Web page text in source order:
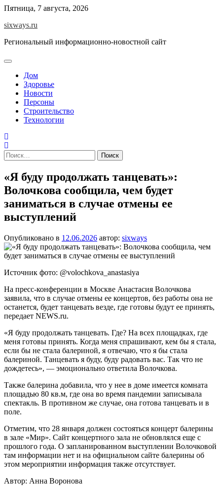
Перейти
содержимому
Пятница, 7 августа, 2026
sixways.ru
Региональный информационно-новостной сайт
Дом
Здоровье
Новости
Персоны
Строительство
Технологии
Найти:
«Я буду продолжать танцевать»:
Волочкова сообщила, чем будет
заниматься в случае отмены ее
выступлений
Опубликовано в 12.06.2026 автор: sixways
Источник фото: @volochkova_anastasiya
На пресс-конференции в Москве Анастасия Волочкова
заявила, что в случае отмены ее концертов, без работы она не
останется, будет танцевать везде, где готовы будут ее принять,
передает NEWS.ru.
«Я буду продолжать танцевать. Где? На всех площадках, где
меня готовы принять. Когда меня спрашивают, кем бы я стала,
если бы не стала балериной, я отвечаю, что я бы стала
балериной. Танцевать я буду, буду радовать вас. Так что не
дождетесь», — эмоционально ответила Волочкова.
Также балерина добавила, что у нее в доме имеется комната
площадью 80 кв.м, где она во время пандемии записывала
спектакль. В противном же случае, она готова танцевать и в
поле.
Отметим, что 28 января должен состояться концерт балерины
в зале «Мир». Сайт концертного зала не обновлялся еще с
прошлого года. О запланированном выступлении Волочковой
там информации нет и на официальном сайте балерины об
этом мероприятии информация также отсутствует.
Автор: Анна Воронова